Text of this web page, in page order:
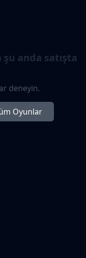
anda satışta
deneyin.
Oyunlar